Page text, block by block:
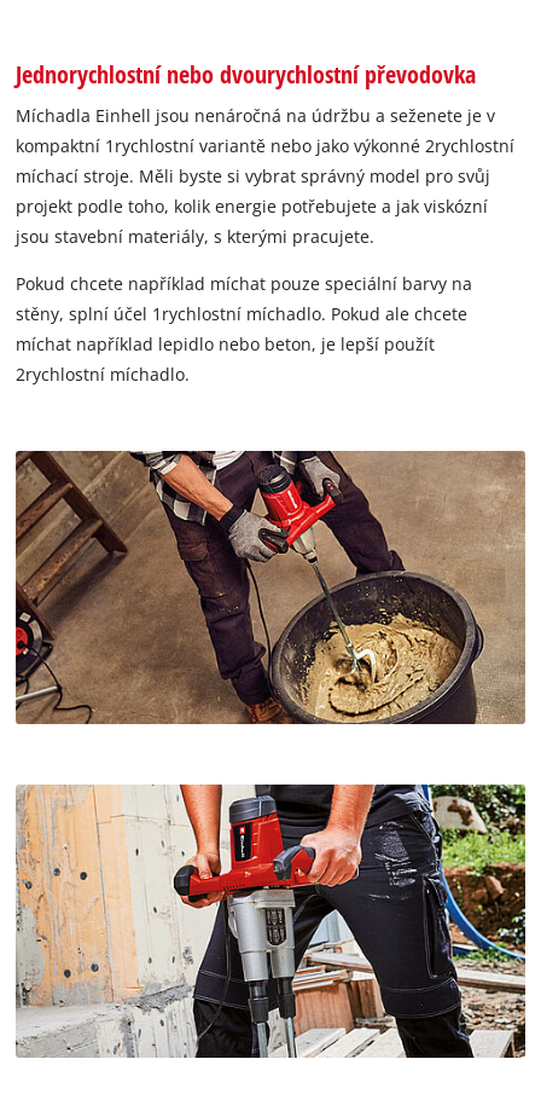
Jednorychlostní nebo dvourychlostní převodovka
Míchadla Einhell jsou nenáročná na údržbu a seženete je v
kompaktní 1rychlostní variantě nebo jako výkonné 2rychlostní
míchací stroje. Měli byste si vybrat správný model pro svůj
projekt podle toho, kolik energie potřebujete a jak viskózní
jsou stavební materiály, s kterými pracujete.
Pokud chcete například míchat pouze speciální barvy na
stěny, splní účel 1rychlostní míchadlo. Pokud ale chcete
míchat například lepidlo nebo beton, je lepší použít
2rychlostní míchadlo.